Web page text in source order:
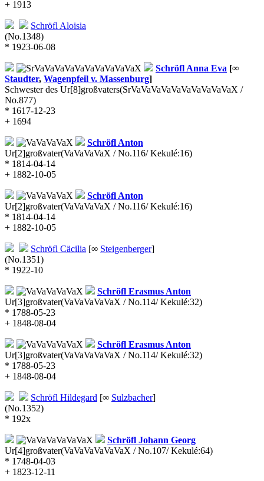
+ 1913
Schröfl Aloisia
(No.1348)
* 1923-06-08
Schröfl Anna Eva [∞
Staudter, Wagenpfeil v. Massenburg]
Schwester des Ur[8]großvaters(SrVaVaVaVaVaVaVaVaVaVaX /
No.877)
* 1617-12-23
+ 1694
Schröfl Anton
Ur[2]großvater(VaVaVaVaX / No.116/ Kekulé:16)
* 1814-04-14
+ 1882-10-05
Schröfl Anton
Ur[2]großvater(VaVaVaVaX / No.116/ Kekulé:16)
* 1814-04-14
+ 1882-10-05
Schröfl Cäcilia [∞ Steigenberger]
(No.1351)
* 1922-10
Schröfl Erasmus Anton
Ur[3]großvater(VaVaVaVaVaX / No.114/ Kekulé:32)
* 1788-05-23
+ 1848-08-04
Schröfl Erasmus Anton
Ur[3]großvater(VaVaVaVaVaX / No.114/ Kekulé:32)
* 1788-05-23
+ 1848-08-04
Schröfl Hildegard [∞ Sulzbacher]
(No.1352)
* 192x
Schröfl Johann Georg
Ur[4]großvater(VaVaVaVaVaVaX / No.107/ Kekulé:64)
* 1748-04-03
+ 1823-12-11